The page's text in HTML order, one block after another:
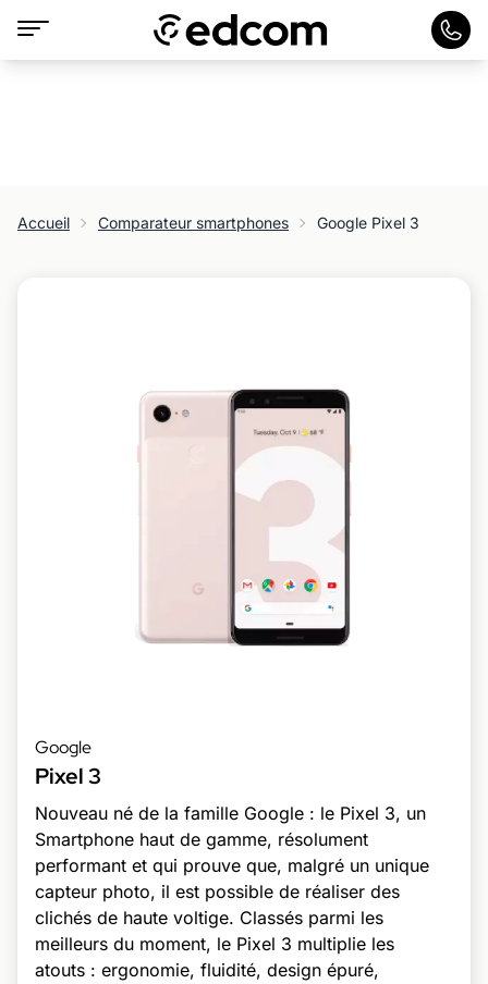
Accueil Comparateur smartphones Google Pixel 3
Google
Pixel 3
Nouveau né de la famille Google : le Pixel 3, un
Smartphone haut de gamme, résolument
performant et qui prouve que, malgré un unique
capteur photo, il est possible de réaliser des
clichés de haute voltige. Classés parmi les
meilleurs du moment, le Pixel 3 multiplie les
atouts : ergonomie, fluidité, design épuré,